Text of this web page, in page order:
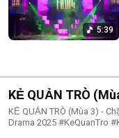
5:39
KẺ QUẢN TRÒ
HOÀNG ĐẠO |
KẺ QUẢN TRÒ (Mùa 3) -
Drama 2025 #KeQuanTro